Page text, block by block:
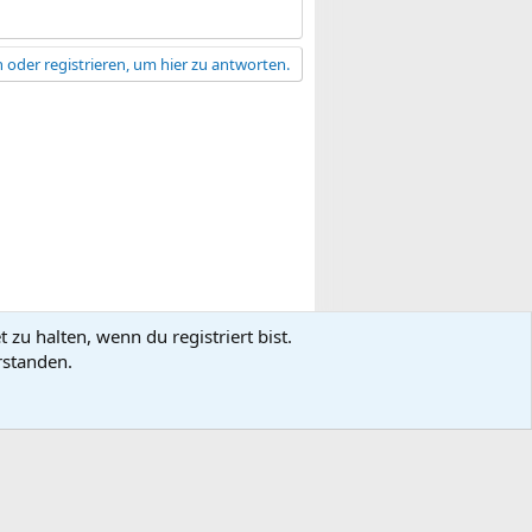
oder registrieren, um hier zu antworten.
Datenschutz
zu halten, wenn du registriert bist.